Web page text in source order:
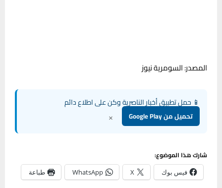
المصدر: السومرية نيوز
📱 حمل تطبيق أخبار الناصرية وكن على اطلاع دائم
تحميل من Google Play ×
شارك هذا الموضوع:
فيس بوك X
WhatsApp طباعة